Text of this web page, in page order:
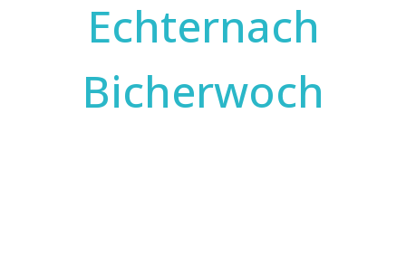
Echternach
Bicherwoch